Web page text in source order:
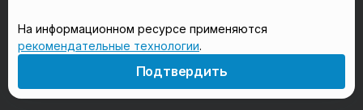
18+
На информационном ресурсе применяются
рекомендательные технологии.
Подтвердить